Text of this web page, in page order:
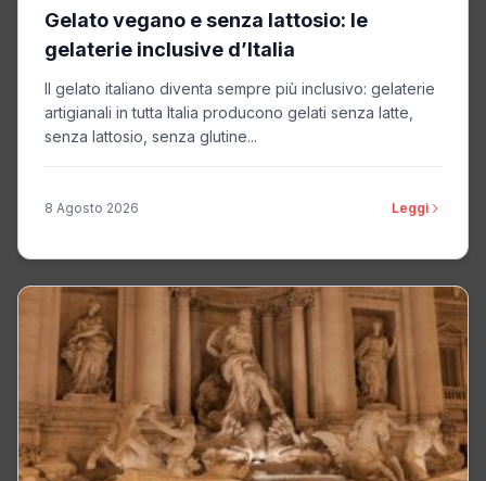
Gelato vegano e senza lattosio: le
gelaterie inclusive d’Italia
Il gelato italiano diventa sempre più inclusivo: gelaterie
artigianali in tutta Italia producono gelati senza latte,
senza lattosio, senza glutine...
8 Agosto 2026 Leggi